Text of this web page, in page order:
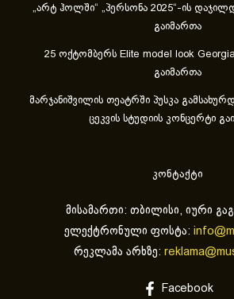
„არტ ჰოლში“ „პერსონა 2025“-ის
გაიმართა
25 ოქტომბერს Elite model look
გაიმართა
მარჯანიშვილის თეატრში პუსკა
ცეკვის სტუდიის კონცერტი
კონტაქტი
მისამართი: თბილისი, იური
ელექტრონული ფოსტა:
რეკლამა არხზე:
Facebook